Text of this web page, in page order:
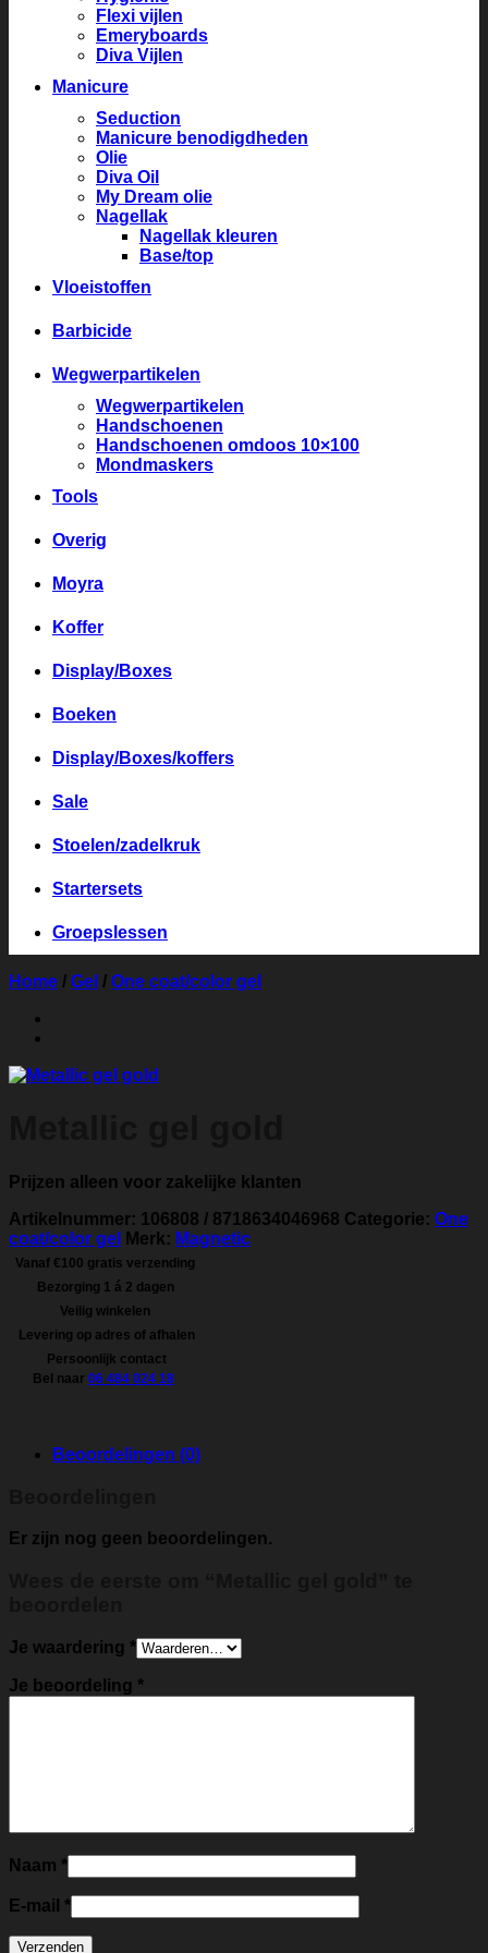
Flexi vijlen
Emeryboards
Diva Vijlen
Manicure
Seduction
Manicure benodigdheden
Olie
Diva Oil
My Dream olie
Nagellak
Nagellak kleuren
Base/top
Vloeistoffen
Barbicide
Wegwerpartikelen
Wegwerpartikelen
Handschoenen
Handschoenen omdoos 10×100
Mondmaskers
Tools
Overig
Moyra
Koffer
Display/Boxes
Boeken
Display/Boxes/koffers
Sale
Stoelen/zadelkruk
Startersets
Groepslessen
Home / Gel / One coat/color gel
Prijzen alleen voor zakelijke klanten
Artikelnummer: 106808 / 8718634046968 Categorie: One
coat/color gel
Merk: Magnetic
Vanaf €100 gratis verzending
Bezorging 1 á 2 dagen
Veilig winkelen
Levering op adres of afhalen
Persoonlijk contact
Bel naar 06 484 024 18
Beoordelingen (0)
Er zijn nog geen beoordelingen.
Je waardering *
Je beoordeling *
Naam *
E-mail *